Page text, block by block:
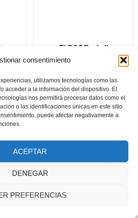
consentimiento
utilizamos tecnologías como las
acceder a la información del dispositivo. El
nos permitirá procesar datos como el
o las identificaciones únicas en este sitio.
puede afectar negativamente a
ACEPTAR
DENEGAR
PREFERENCIAS
El PSOE y la II
República:
comunismo?
seguridad GSPR
y Fotografía